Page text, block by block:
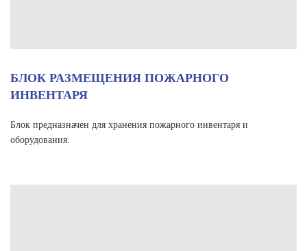
БЛОК РАЗМЕЩЕНИЯ ПОЖАРНОГО
ИНВЕНТАРЯ
Блок предназначен для хранения пожарного инвентаря и
оборудования.